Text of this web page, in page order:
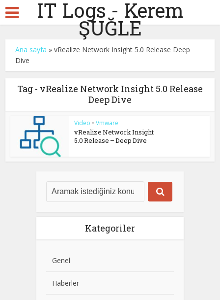
IT Logs - Kerem
ŞUĞLE
Ana sayfa »vRealize Network Insight 5.0 Release Deep
Dive
Tag - vRealize Network Insight 5.0 Release
Deep Dive
Video • Vmware
vRealize Network Insight
5.0 Release – Deep Dive
Kategoriler
Genel
Haberler